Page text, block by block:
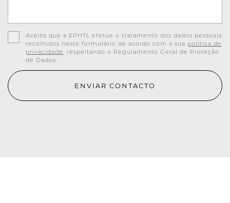
Aceito que a EPHTL efetue o tratamento dos dados pessoais
recolhidos neste formulário de acordo com a sua política de
privacidade , respeitando o Regulamento Geral de Proteção
de Dados.
ENVIAR CONTACTO